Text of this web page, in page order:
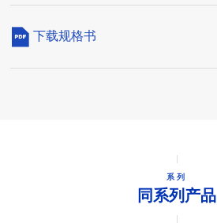
下载规格书
系列
同系列产品